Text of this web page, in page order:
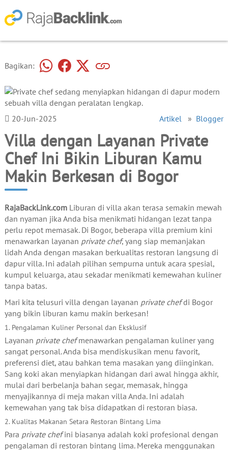
Bagikan:
20-Jun-2025 Artikel » Blogger
Villa dengan Layanan Private
Chef Ini Bikin Liburan Kamu
Makin Berkesan di Bogor
RajaBackLink.comLiburan di villa akan terasa semakin mewah
dan nyaman jika Anda bisa menikmati hidangan lezat tanpa
perlu repot memasak. Di Bogor, beberapa villa premium kini
menawarkan layanan private chef, yang siap memanjakan
lidah Anda dengan masakan berkualitas restoran langsung di
dapur villa. Ini adalah pilihan sempurna untuk acara spesial,
kumpul keluarga, atau sekadar menikmati kemewahan kuliner
tanpa batas.
Mari kita telusuri villa dengan layanan private chefdi Bogor
yang bikin liburan kamu makin berkesan!
1. Pengalaman Kuliner Personal dan Eksklusif
Layanan private chefmenawarkan pengalaman kuliner yang
sangat personal. Anda bisa mendiskusikan menu favorit,
preferensi diet, atau bahkan tema masakan yang diinginkan.
Sang koki akan menyiapkan hidangan dari awal hingga akhir,
mulai dari berbelanja bahan segar, memasak, hingga
menyajikannya di meja makan villa Anda. Ini adalah
kemewahan yang tak bisa didapatkan di restoran biasa.
2. Kualitas Makanan Setara Restoran Bintang Lima
Para private chefini biasanya adalah koki profesional dengan
pengalaman di restoran bintang lima. Mereka menggunakan